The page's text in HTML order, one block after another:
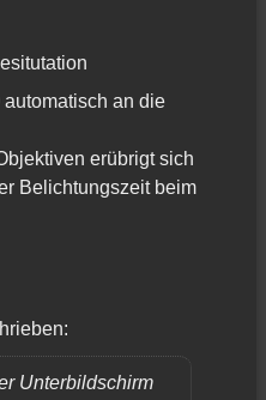
an die
erübrigt sich
Belichtungszeit beim
Unterbildschirm